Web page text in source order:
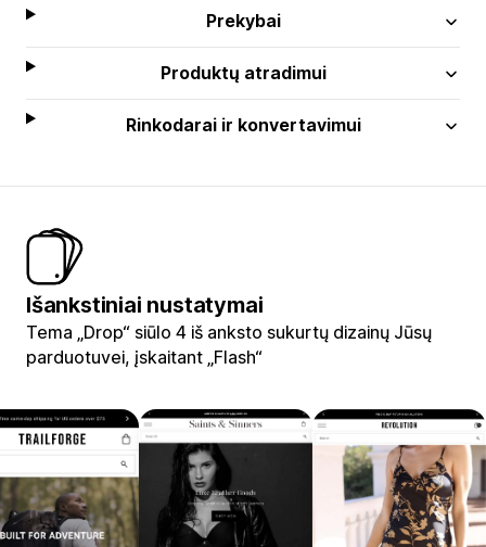
Prekybai
Produktų atradimui
Rinkodarai ir konvertavimui
Išankstiniai nustatymai
Tema „Drop“ siūlo 4 iš anksto sukurtų dizainų Jūsų
parduotuvei, įskaitant „Flash“